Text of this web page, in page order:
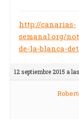
http://canarias-
semanal.org/
de-la-blanca-
12 septiembre 2015 a